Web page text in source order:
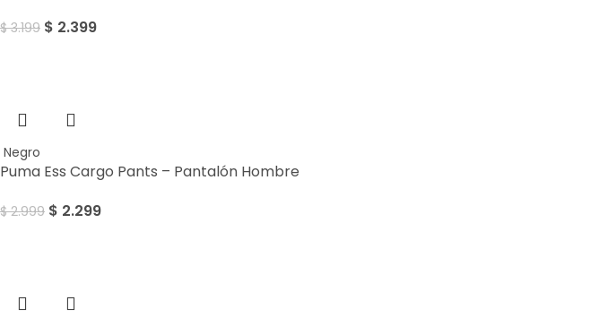
$3.199 $ 2.399
Negro
Puma Ess Cargo Pants – Pantalón Hombre
$2.999 $ 2.299